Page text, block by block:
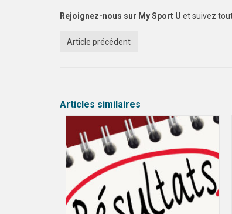
Rejoignez-nous sur My Sport U et suivez
Article précédent
Articles similaires